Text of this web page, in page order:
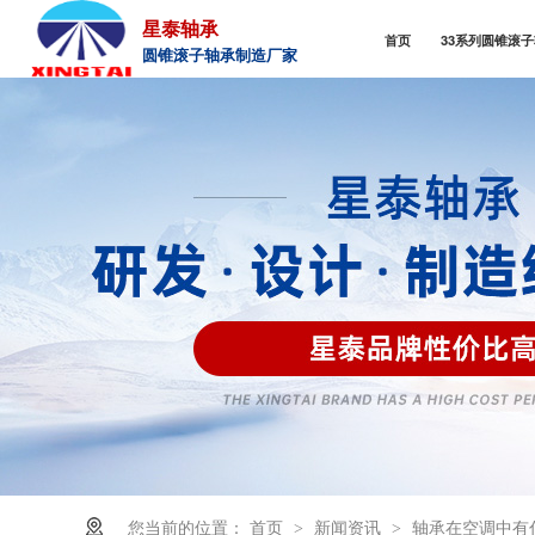
星泰轴承
圆锥滚子轴承制造厂家
首页 33系列圆锥滚
您当前的位置： 首页 > 新闻资讯 > 轴承在空调中有